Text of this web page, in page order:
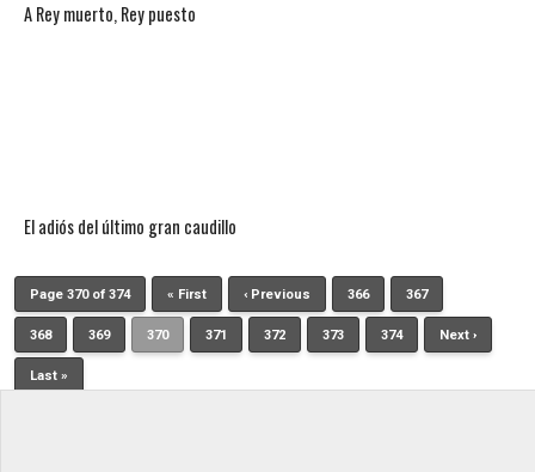
A Rey muerto, Rey puesto
El adiós del último gran caudillo
Page 370 of 374 « First ‹ Previous 366 367
368 369 370 371 372 373 374 Next ›
Last »